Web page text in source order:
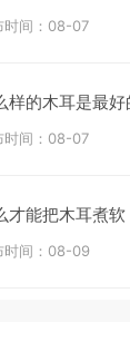
时间：08-07
样的木耳是最好
时间：08-07
才能把木耳煮软
时间：08-09